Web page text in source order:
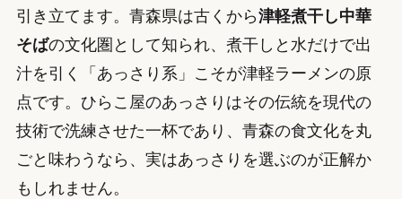
引き立てます。青森県は古くから津軽煮干し中華
そばの文化圏として知られ、煮干しと水だけで出
汁を引く「あっさり系」こそが津軽ラーメンの原
点です。ひらこ屋のあっさりはその伝統を現代の
技術で洗練させた一杯であり、青森の食文化を丸
ごと味わうなら、実はあっさりを選ぶのが正解か
もしれません。